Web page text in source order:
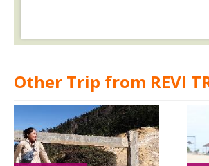
Other Trip from REVI